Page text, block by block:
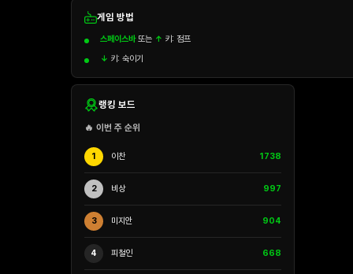
게임 방법
스페이스바또는 ↑ 키: 점프
↓ 키: 숙이기
랭킹 보드
🔥 이번 주 순위
1 이찬 1738
2 비상 997
3 미지안 904
4 피철인 668